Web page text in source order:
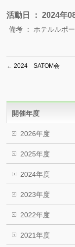
活動日 ： 2024年
備考 ： ホテルルポ
← 2024 SATOM会
開催年度
2026年度
2025年度
2024年度
2023年度
2022年度
2021年度